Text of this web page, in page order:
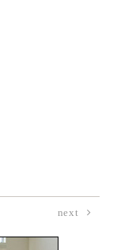
next